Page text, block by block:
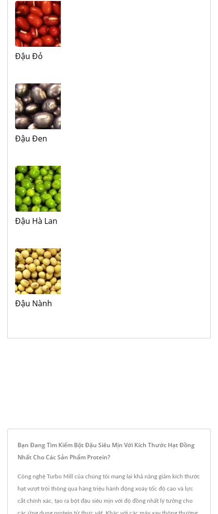
Đậu Đỏ
Đậu Đen
Đậu Hà Lan
Đậu Nành
Bạn Đang Tìm Kiếm Bột Đậu Siêu Mịn Với Kích Thước Hạt Đồng
Nhất Cho Các Sản Phẩm Protein?
Công nghệ Turbo Mill của chúng tôi mang lại khả năng giảm kích thước
hạt vượt trội thông qua hàng triệu hành động xoáy tốc độ cao và lực
cắt chính xác, tạo ra bột đậu siêu mịn với độ đồng nhất lý tưởng cho